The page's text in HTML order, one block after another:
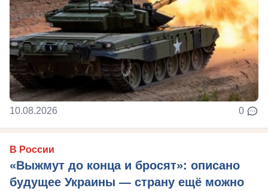
10.08.2026 0
В России
«Выжмут до конца и бросят»: описано
будущее Украины — страну ещё можно